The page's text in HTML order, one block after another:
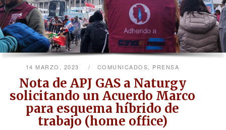
14 MARZO, 2023 COMUNICADOS, PRENSA
Nota de APJ GAS a Naturgy
solicitando un Acuerdo Marco
para esquema híbrido de
trabajo (home office)